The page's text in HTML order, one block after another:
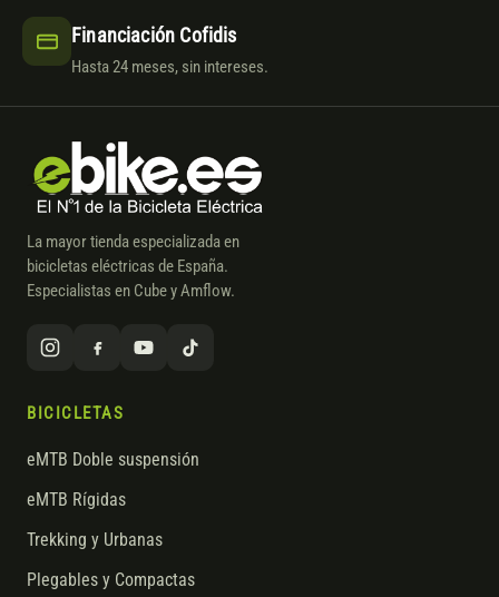
Financiación Cofidis
Hasta 24 meses, sin intereses.
La mayor tienda especializada en
bicicletas eléctricas de España.
Especialistas en Cube y Amflow.
BICICLETAS
eMTB Doble suspensión
eMTB Rígidas
Trekking y Urbanas
Plegables y Compactas